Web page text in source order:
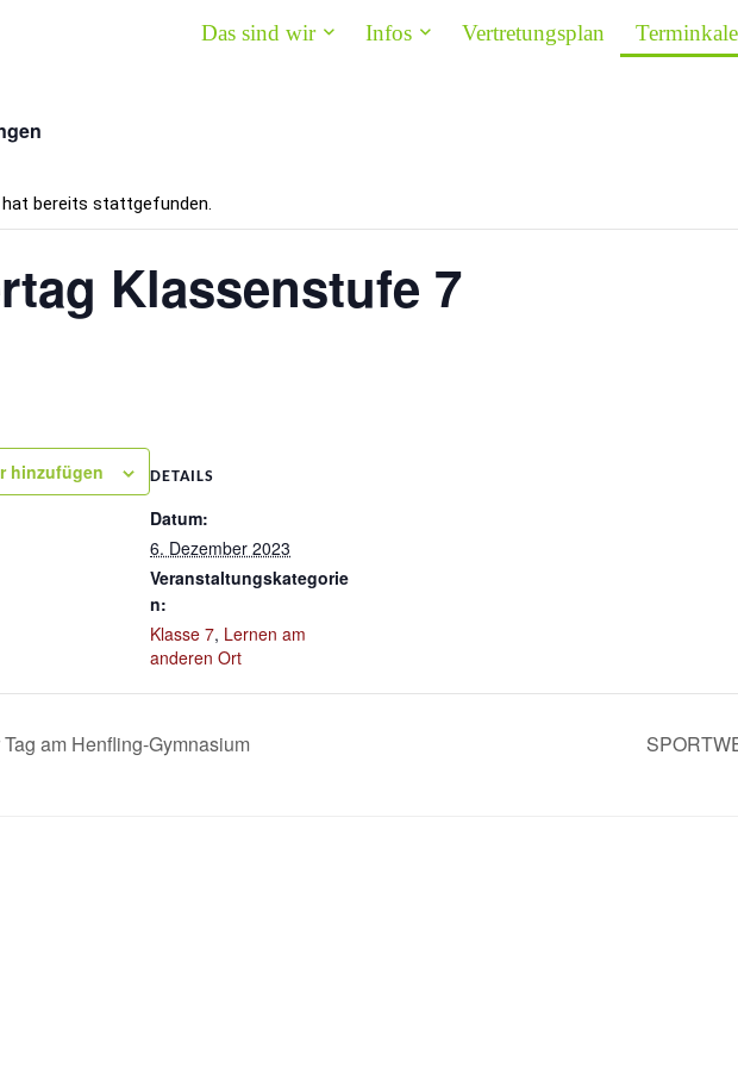
Das sind wir Infos Vertretungsplan
bereits stattgefunden.
Klassenstufe 7
hinzufügen DETAILS
Datum:
6. Dezember 2023
Veranstaltungskategorie
n:
Klasse 7, Lernen am
anderen Ort
am Henfling-Gymnasium